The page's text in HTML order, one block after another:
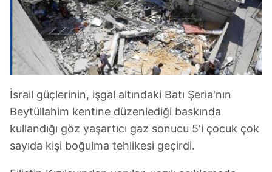
İsrail güçlerinin, işgal altındaki Batı Şeria'nın
Beytüllahim kentine düzenlediği baskında
kullandığı göz yaşartıcı gaz sonucu 5'i çocuk çok
sayıda kişi boğulma tehlikesi geçirdi.